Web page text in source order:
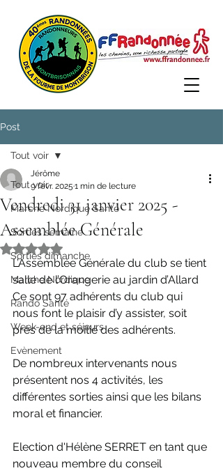
Post
Tout voir
Marche Nordique Santé
Sorties semaine
Sorties dimanche
Marche Nordique
Rando Santé
Week-end et séjours
Evènement
Tout voir
Vendredi 31 janvier 2025 -
Assemblée Générale
Jérôme
9 févr. 2025 1 min de lecture
Noté NaN étoiles sur 5.
L’Assemblée Générale du club se tient
salle de l’Orangerie au jardin d’Allard
Ce sont 97 adhérents du club qui
nous font le plaisir d’y assister, soit
près de la moitié des adhérents.
De nombreux intervenants nous
présentent nos 4 activités, les
différentes sorties ainsi que les bilans
moral et financier.
Election d'Hélène SERRET en tant que
nouveau membre du conseil